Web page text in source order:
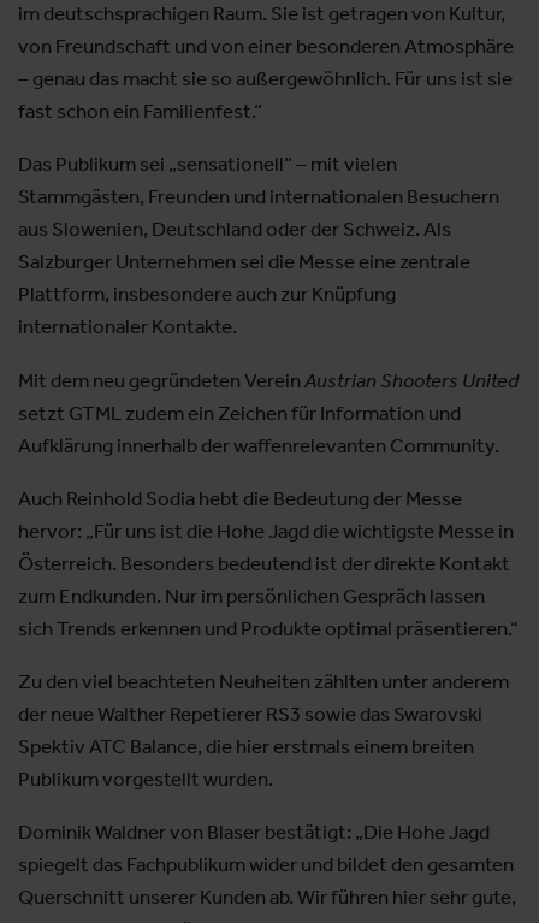
im deutschsprachigen Raum. Sie ist getragen von Kultur,
von Freundschaft und von einer besonderen Atmosphäre
– genau das macht sie so außergewöhnlich. Für uns ist sie
fast schon ein Familienfest.“
Das Publikum sei „sensationell“ – mit vielen
Stammgästen, Freunden und internationalen Besuchern
aus Slowenien, Deutschland oder der Schweiz. Als
Salzburger Unternehmen sei die Messe eine zentrale
Plattform, insbesondere auch zur Knüpfung
internationaler Kontakte.
Mit dem neu gegründeten Verein Austrian Shooters United
setzt GTML zudem ein Zeichen für Information und
Aufklärung innerhalb der waffenrelevanten Community.
Auch Reinhold Sodia hebt die Bedeutung der Messe
hervor: „Für uns ist die Hohe Jagd die wichtigste Messe in
Österreich. Besonders bedeutend ist der direkte Kontakt
zum Endkunden. Nur im persönlichen Gespräch lassen
sich Trends erkennen und Produkte optimal präsentieren.“
Zu den viel beachteten Neuheiten zählten unter anderem
der neue Walther Repetierer RS3 sowie das Swarovski
Spektiv ATC Balance, die hier erstmals einem breiten
Publikum vorgestellt wurden.
Dominik Waldner von Blaser bestätigt: „Die Hohe Jagd
spiegelt das Fachpublikum wider und bildet den gesamten
Querschnitt unserer Kunden ab. Wir führen hier sehr gute,